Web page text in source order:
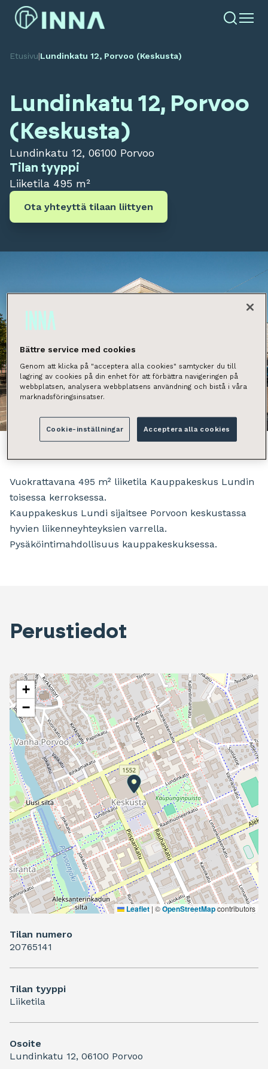
Etusivu|Lundinkatu 12, Porvoo (Keskusta)
Lundinkatu 12, Porvoo
(Keskusta)
Lundinkatu 12, 06100 Porvoo
Tilan tyyppi
Liiketila 495 m²
Ota yhteyttä tilaan liittyen
Vuokrattavana 495 m² liiketila Kauppakeskus Lundin
toisessa kerroksessa.
Kauppakeskus Lundi sijaitsee Porvoon keskustassa
hyvien liikenneyhteyksien varrella.
Pysäköintimahdollisuus kauppakeskuksessa.
Perustiedot
+
−
Leaflet | ©OpenStreetMapcontributors
Tilan numero
20765141
Tilan tyyppi
Liiketila
Osoite
Lundinkatu 12, 06100 Porvoo
Bättre service med cookies
Genom att klicka på "acceptera alla cookies" samtycker du till
lagring av cookies på din enhet för att förbättra navigeringen på
webbplatsen, analysera webbplatsens användning och bistå i våra
marknadsföringsinsatser.
Cookie-inställningar Acceptera alla cookies